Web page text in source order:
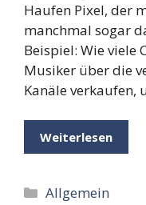
Haufen Pixel, der
manchmal sogar
Beispiel: Wie viele
Musiker über die
Kanäle verkaufen,
Weiterlesen
Kategorien
Allgemein